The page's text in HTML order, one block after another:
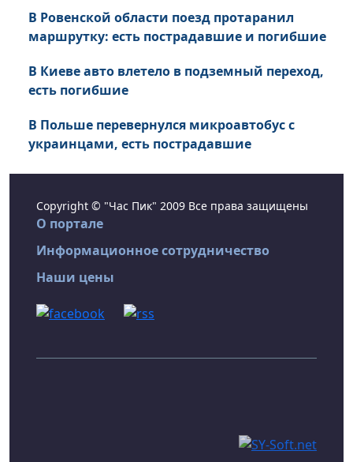
В Ровенской области поезд протаранил
маршрутку: есть пострадавшие и погибшие
В Киеве авто влетело в подземный переход,
есть погибшие
В Польше перевернулся микроавтобус с
украинцами, есть пострадавшие
Copyright © "Час Пик" 2009 Все права защищены
О портале
Информационное сотрудничество
Наши цены